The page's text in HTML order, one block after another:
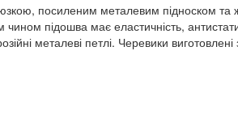
посиленим металевим підноском
підошва має еластичність,
металеві петлі. Черевики